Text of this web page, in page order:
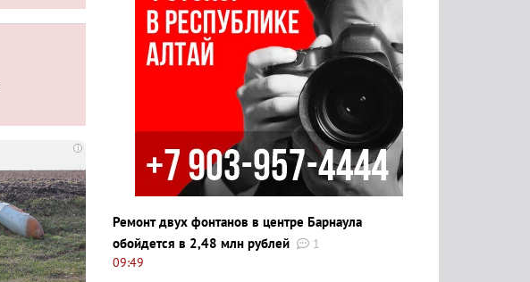
i
Ремонт двух фонтанов в центре Барнаула
обойдется в 2,48 млн рублей
1
09:49